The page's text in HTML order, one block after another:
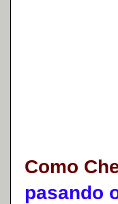
Como
pasando